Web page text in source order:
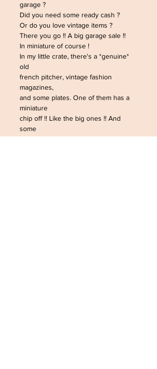
garage ?
Did you need some ready cash ?
Or do you love vintage items ?
There you go !! A big garage sale !!
In miniature of course !
In my little crate, there's a *genuine*
old
french pitcher, vintage fashion
magazines,
and some plates. One of them has a
miniature
chip off !! Like the big ones !! And
some
silverware !